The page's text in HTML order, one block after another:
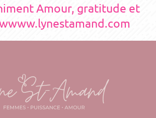
Amour, gratitude et